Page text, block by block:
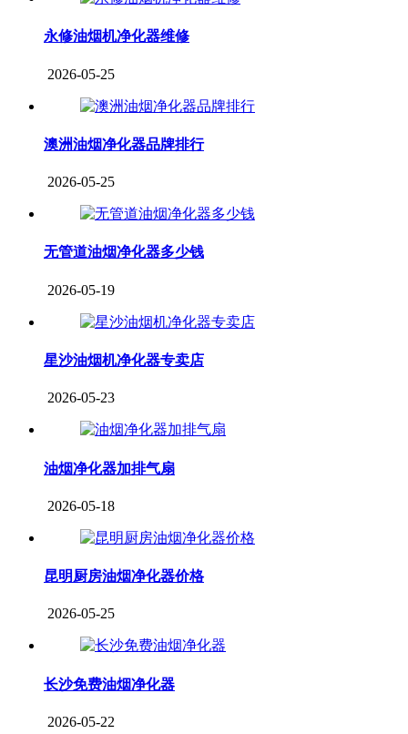
永修油烟机净化器维修
2026-05-25
澳洲油烟净化器品牌排行
2026-05-25
无管道油烟净化器多少钱
2026-05-19
星沙油烟机净化器专卖店
2026-05-23
油烟净化器加排气扇
2026-05-18
昆明厨房油烟净化器价格
2026-05-25
长沙免费油烟净化器
2026-05-22